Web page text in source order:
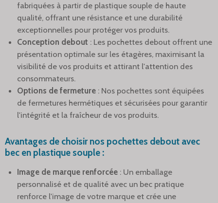
fabriquées à partir de plastique souple de haute
qualité, offrant une résistance et une durabilité
exceptionnelles pour protéger vos produits.
Conception debout : Les pochettes debout offrent une
présentation optimale sur les étagères, maximisant la
visibilité de vos produits et attirant l'attention des
consommateurs.
Options de fermeture : Nos pochettes sont équipées
de fermetures hermétiques et sécurisées pour garantir
l'intégrité et la fraîcheur de vos produits.
Avantages de choisir nos pochettes debout avec
bec en plastique souple :
Image de marque renforcée : Un emballage
personnalisé et de qualité avec un bec pratique
renforce l'image de votre marque et crée une